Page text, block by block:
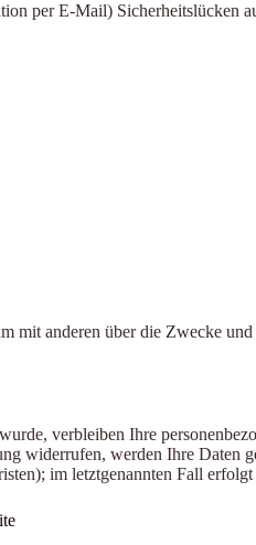
per E-Mail)
mit anderen über die Zwecke
verbleiben Ihre
widerrufen, werden Ihre
im letztgenannten Fall